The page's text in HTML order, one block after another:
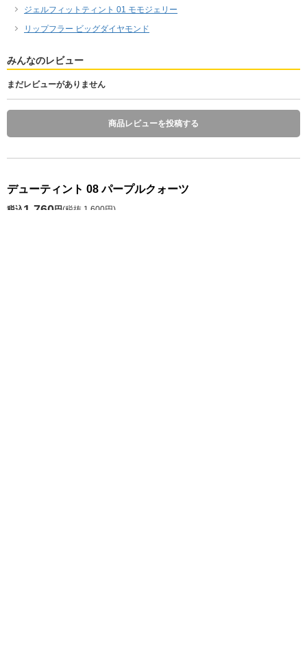
ジェルフィットティント 01 モモジェリー
リップフラー ビッグダイヤモンド
みんなのレビュー
まだレビューがありません
商品レビューを投稿する
デューティント 08 パープルクォーツ
税込 1,760円(税抜 1,600円)